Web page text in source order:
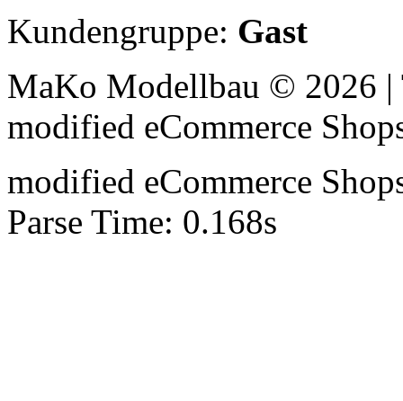
Kundengruppe: Gast
MaKo Modellbau © 2026
modified eCommerce
modified eCommerce
Parse Time: 0.168s